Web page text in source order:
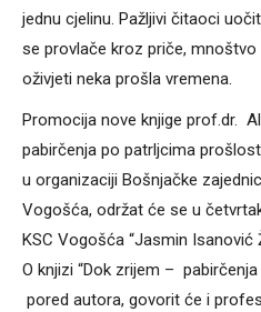
jednu cjelinu. Pažljivi čitaoci
se provlače kroz priče,
oživjeti neka prošla vremena.
Promocija nove knjige prof.dr.
pabirčenja po patrljcima
u organizaciji Bošnjačke
Vogošća, održat će se u
KSC Vogošća “Jasmin Isanović
O knjizi “Dok zrijem –
pored autora, govorit će i